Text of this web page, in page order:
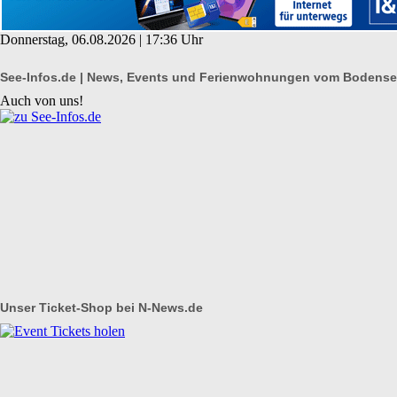
Donnerstag, 06.08.2026 | 17:36 Uhr
See-Infos.de | News, Events und Ferienwohnungen vom
Auch von uns!
Unser Ticket-Shop bei N-News.de